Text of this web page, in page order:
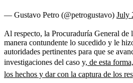
— Gustavo Petro (@petrogustavo) July
Al respecto, la Procuraduría General de
manera contundente lo sucedido y le
autoridades pertinentes para que se
investigaciones del caso y, de esta
los hechos y dar con la captura de los